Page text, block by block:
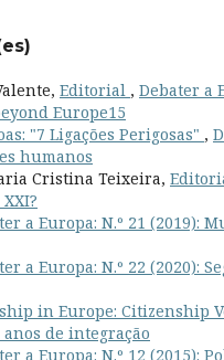
Editorial , Debater a
Europe15
"7 Ligações Perigosas" ,
humanos
Cristina Teixeira,
a Europa: N.º 21 (2019):
a Europa: N.º 22 (2020):
in Europe: Citizenship
anos de integração
a Europa: N.º 12 (2015):